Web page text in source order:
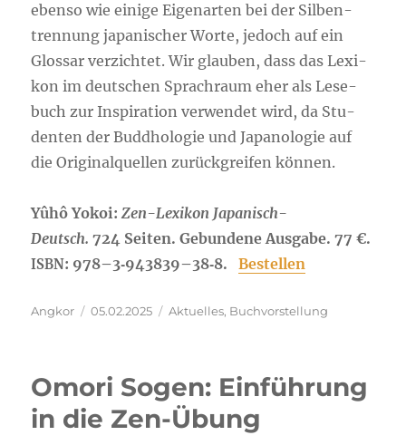
eben­so wie eini­ge Eigen­ar­ten bei der Sil­ben­
tren­nung japa­ni­scher Wor­te, jedoch auf ein
Glos­sar ver­zich­tet. Wir glau­ben, dass das Lexi­
kon im deut­schen Sprach­raum eher als Lese­
buch zur Inspi­ra­ti­on ver­wen­det wird, da Stu­
den­ten der Bud­dho­lo­gie und Japa­no­lo­gie auf
die Ori­gi­nal­quel­len zurück­grei­fen können.
Yûhô Yokoi:Zen-Lexi­kon Japa­nisch-
Deutsch.724 Sei­ten. Gebun­de­ne Aus­ga­be. 77 €.
ISBN: 978–3‑943839–38‑8.Bestel­len
Autor
Angkor
Veröffentlicht
05.02.2025 Kategorien
Aktuelles, Buchvorstellung
Omori Sogen: Einführung
in die Zen-Übung